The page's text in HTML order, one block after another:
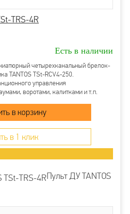
TRS-4R
Есть в наличии
четырехканальный брелок-
TANTOS TSt-RCV4-250.
управления
воротами, калитками и т.п.
в 1 клик
Пульт ДУ TANTOS